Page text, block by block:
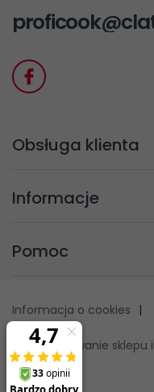
Obsługa klienta
Informacje
Pomoc
Informacja o cookies |
oprogramowanie